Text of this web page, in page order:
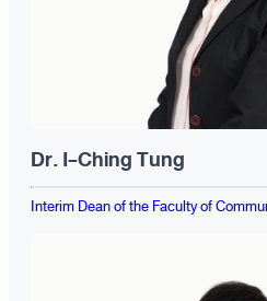
Dr. I-Ching Tung
Interim Dean of the Faculty of